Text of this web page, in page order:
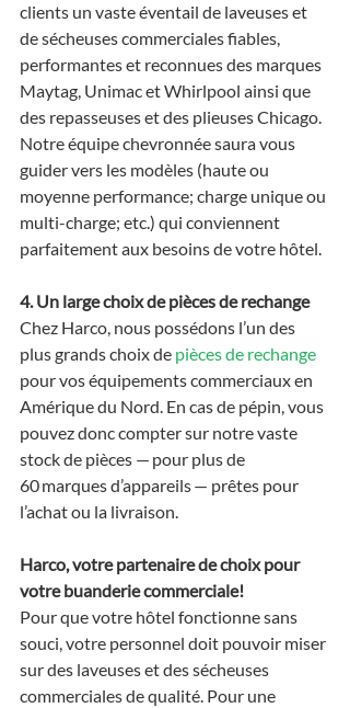
clients un vaste éventail de laveuses et
de sécheuses commerciales fiables,
performantes et reconnues des marques
Maytag, Unimac et Whirlpool ainsi que
des repasseuses et des plieuses Chicago.
Notre équipe chevronnée saura vous
guider vers les modèles (haute ou
moyenne performance; charge unique ou
multi-charge; etc.) qui conviennent
parfaitement aux besoins de votre hôtel.
4. Un large choix de pièces de rechange
Chez Harco, nous possédons l’un des
plus grands choix de pièces de rechange
pour vos équipements commerciaux en
Amérique du Nord. En cas de pépin, vous
pouvez donc compter sur notre vaste
stock de pièces — pour plus de
60 marques d’appareils — prêtes pour
l’achat ou la livraison.
Harco, votre partenaire de choix pour
votre buanderie commerciale!
Pour que votre hôtel fonctionne sans
souci, votre personnel doit pouvoir miser
sur des laveuses et des sécheuses
commerciales de qualité. Pour une